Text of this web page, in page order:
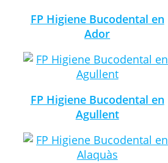
FP Higiene Bucodental en
Ador
FP Higiene Bucodental en
Agullent